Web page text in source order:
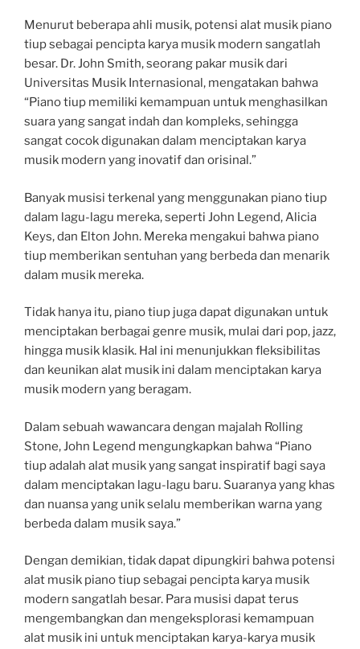
Menurut beberapa ahli musik, potensi alat musik piano
tiup sebagai pencipta karya musik modern sangatlah
besar. Dr. John Smith, seorang pakar musik dari
Universitas Musik Internasional, mengatakan bahwa
“Piano tiup memiliki kemampuan untuk menghasilkan
suara yang sangat indah dan kompleks, sehingga
sangat cocok digunakan dalam menciptakan karya
musik modern yang inovatif dan orisinal.”
Banyak musisi terkenal yang menggunakan piano tiup
dalam lagu-lagu mereka, seperti John Legend, Alicia
Keys, dan Elton John. Mereka mengakui bahwa piano
tiup memberikan sentuhan yang berbeda dan menarik
dalam musik mereka.
Tidak hanya itu, piano tiup juga dapat digunakan untuk
menciptakan berbagai genre musik, mulai dari pop, jazz,
hingga musik klasik. Hal ini menunjukkan fleksibilitas
dan keunikan alat musik ini dalam menciptakan karya
musik modern yang beragam.
Dalam sebuah wawancara dengan majalah Rolling
Stone, John Legend mengungkapkan bahwa “Piano
tiup adalah alat musik yang sangat inspiratif bagi saya
dalam menciptakan lagu-lagu baru. Suaranya yang khas
dan nuansa yang unik selalu memberikan warna yang
berbeda dalam musik saya.”
Dengan demikian, tidak dapat dipungkiri bahwa potensi
alat musik piano tiup sebagai pencipta karya musik
modern sangatlah besar. Para musisi dapat terus
mengembangkan dan mengeksplorasi kemampuan
alat musik ini untuk menciptakan karya-karya musik